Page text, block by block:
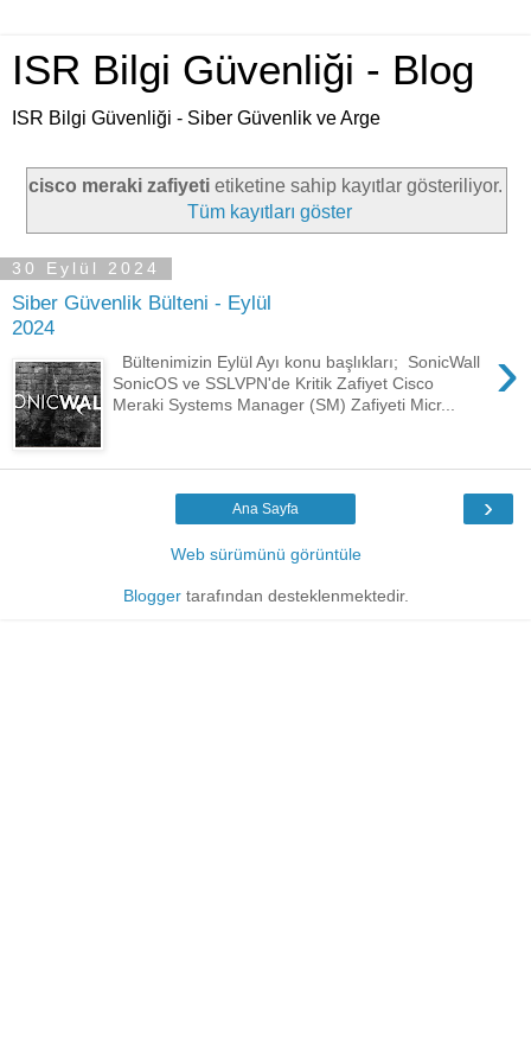
ISR Bilgi Güvenliği - Blog
ISR Bilgi Güvenliği - Siber Güvenlik ve Arge
cisco meraki zafiyeti etiketine sahip kayıtlar gösteriliyor.
Tüm kayıtları göster
30 Eylül 2024
Siber Güvenlik Bülteni - Eylül
2024
›
Bültenimizin Eylül Ayı konu başlıkları; SonicWall
SonicOS ve SSLVPN'de Kritik Zafiyet Cisco
Meraki Systems Manager (SM) Zafiyeti Micr...
›
Ana Sayfa
Web sürümünü görüntüle
Bloggertarafından desteklenmektedir.